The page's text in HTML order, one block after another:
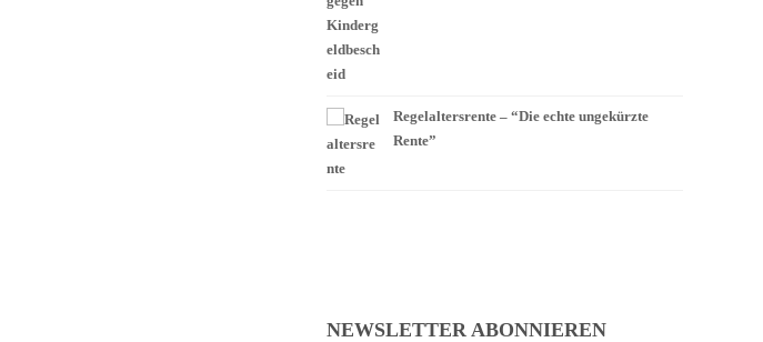
Regelaltersrente – “Die echte ungekürzte
Rente”
NEWSLETTER ABONNIEREN